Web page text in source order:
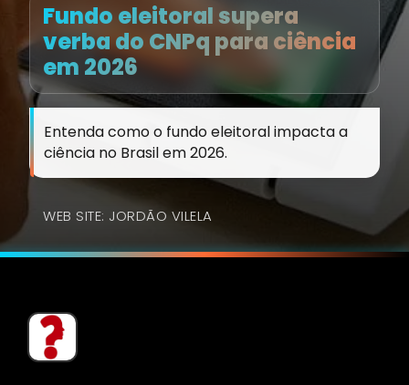
Fundo eleitoral supera
verba do CNPq para ciência
em 2026
Entenda como o fundo eleitoral impacta a
ciência no Brasil em 2026.
WEB SITE: JORDÃO VILELA